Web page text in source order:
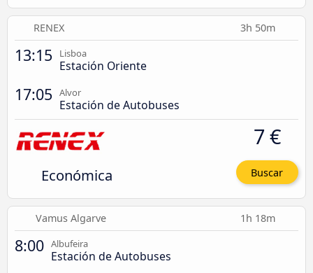
RENEX 3h 50m
13:15 Lisboa
Estación Oriente
17:05 Alvor
Estación de Autobuses
Económica
7 €
Buscar
Vamus Algarve 1h 18m
8:00 Albufeira
Estación de Autobuses